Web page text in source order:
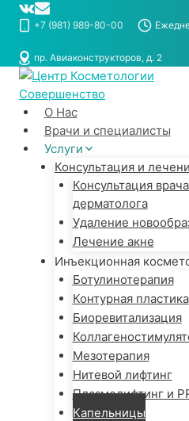
Перейти
+7 (981) 989-80-00
пр. Авиаконструкторов, д. 2
О Нас
Врачи и специалисты
Услуги
Консультация и
Консультация
дерматолога
Удаление
Лечение акне
Инъекционная
Ботулинотерапия
Контурная пластика
Биоревитализация
Мезотерапия
Нитевой лифтинг
Плазмолифтинг и
Капельницы